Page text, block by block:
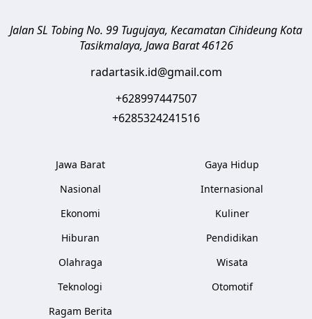
Jalan SL Tobing No. 99 Tugujaya, Kecamatan CihideungKota
Tasikmalaya, Jawa Barat 46126
radartasik.id@gmail.com
+628997447507
+6285324241516
Jawa Barat
Nasional
Ekonomi
Hiburan
Olahraga
Teknologi
Ragam Berita
Gaya Hidup
Internasional
Kuliner
Pendidikan
Wisata
Otomotif